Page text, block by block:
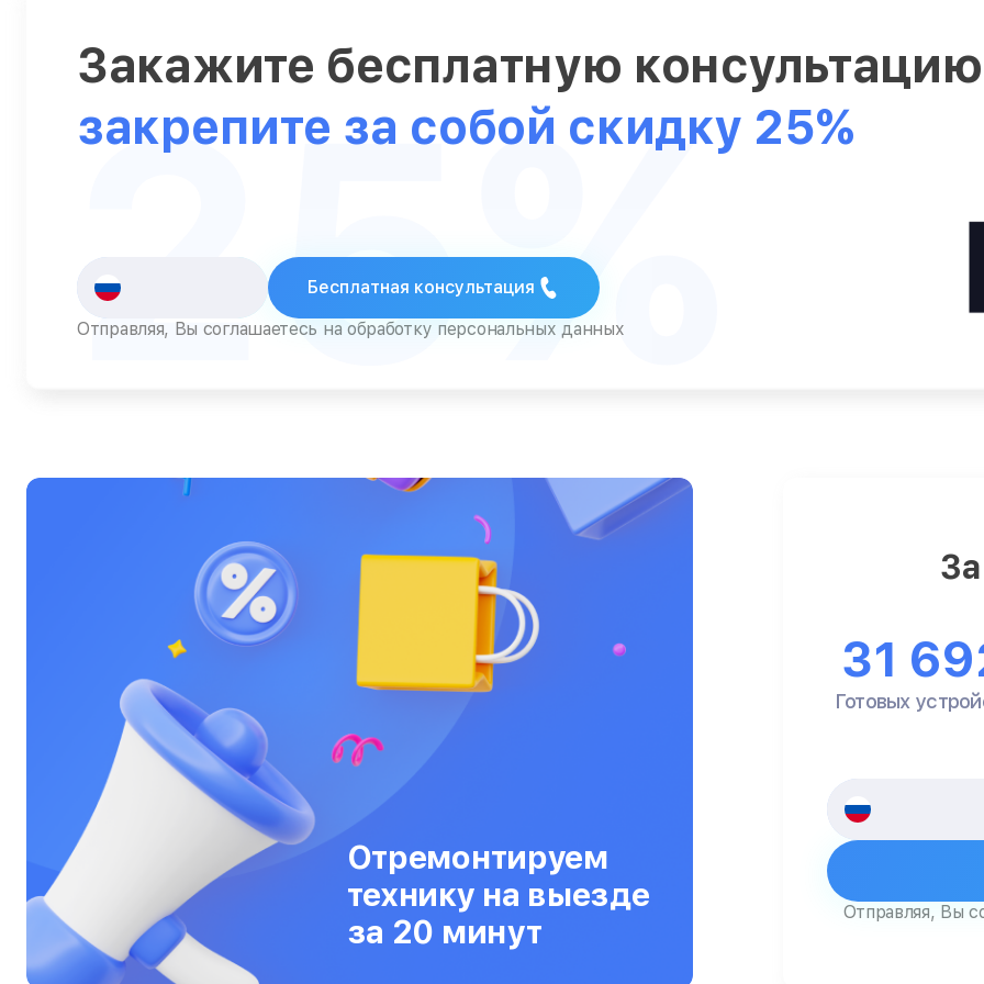
Сканеры
Смарт-часы
Снегоуборщики
Сушилки для рук
Сушильные машины
Фотоаппараты
Фотовспышки
Холодильники
Цифровые бинокли
Экшн-камеры
Электровелосипеды
Электросамокаты
Закажите бесплатную
закрепите за собой скидку 25%
Бесплатная консультация
Отправляя, Вы соглашаетесь на обработку персональных данных
25%
Отремонтируем
технику на выезде
за 20 минут
31
Готовых
Отправляя, Вы